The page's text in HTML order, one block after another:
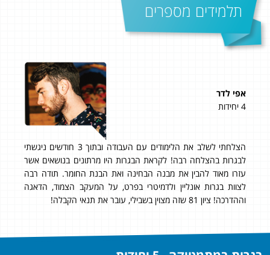
תלמידים מספרים
אפי לדר
4 יחידות
הצלחתי לשלב את הלימודים עם העבודה ובתוך 3 חודשים ניגשתי
לבגרות בהצלחה רבה! לקראת הבגרות היו מרתונים בנושאים אשר
עזרו מאוד להבין את מבנה הבחינה ואת הבנת החומר. תודה רבה
לצוות בגרות אונליין ולדמיטרי בפרט, על המעקב הצמוד, הדאגה
וההדרכה! ציון 81 שזה מצוין בשבילי, עובר את תנאי הקבלה!